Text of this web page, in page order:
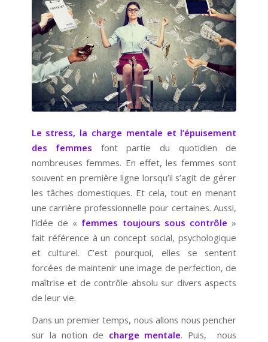
Le stress, la charge mentale et l’épuisement
des femmes font partie du quotidien de
nombreuses femmes. En effet, les femmes sont
souvent en première ligne lorsqu’il s’agit de gérer
les tâches domestiques. Et cela, tout en menant
une carrière professionnelle pour certaines. Aussi,
l’idée de « femmes toujours sous contrôle »
fait référence à un concept social, psychologique
et culturel. C’est pourquoi, elles se sentent
forcées de maintenir une image de perfection, de
maîtrise et de contrôle absolu sur divers aspects
de leur vie.
Dans un premier temps, nous allons nous pencher
sur la notion de charge mentale. Puis, nous